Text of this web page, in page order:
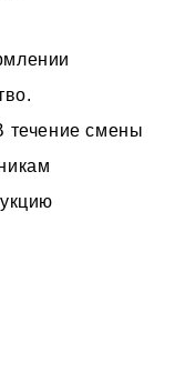
течение смены